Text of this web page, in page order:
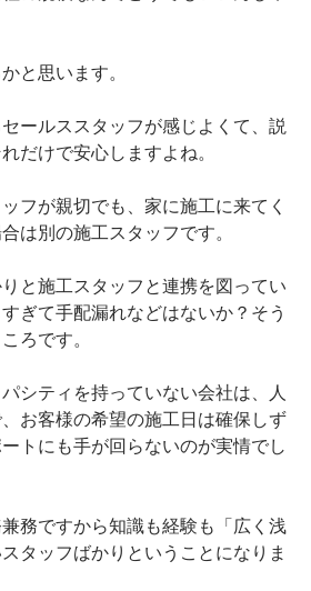
と思います。
ールススタッフが感じよくて、説
だけで安心しますよね。
フが親切でも、家に施工に来てく
は別の施工スタッフです。
と施工スタッフと連携を図ってい
ぎて手配漏れなどはないか？そう
ろです。
シティを持っていない会社は、人
お客様の希望の施工日は確保しず
トにも手が回らないのが実情でし
務ですから知識も経験も「広く浅
タッフばかりということになりま